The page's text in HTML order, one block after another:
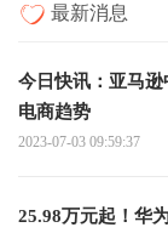
最新消息
今日快讯：亚马
电商趋势
2023-07-03 09:59:37
25.98万元起！华